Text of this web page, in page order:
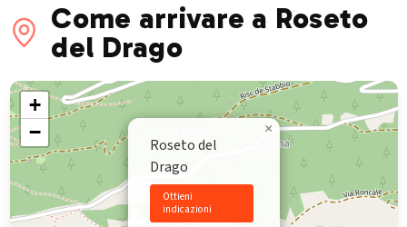
Come arrivare a Roseto
del Drago
Roseto del
Drago
Ottieni
indicazioni
×
+
−